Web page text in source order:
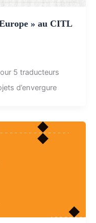
» au CITL
5 traducteurs
d’envergure